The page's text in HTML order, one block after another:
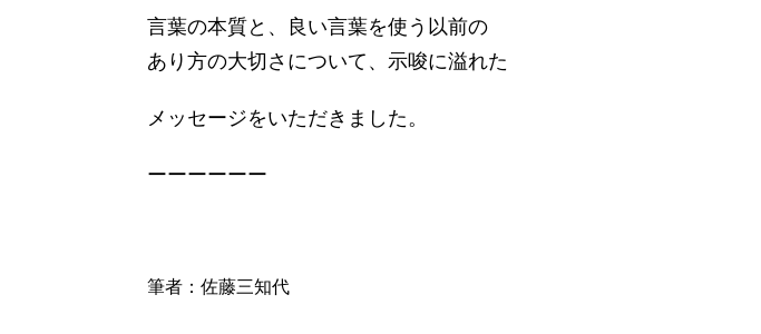
言葉の本質と、良い言葉を使う以前の
あり方の大切さについて、示唆に溢れた
メッセージをいただきました。
ーーーーーー
筆者：佐藤三知代